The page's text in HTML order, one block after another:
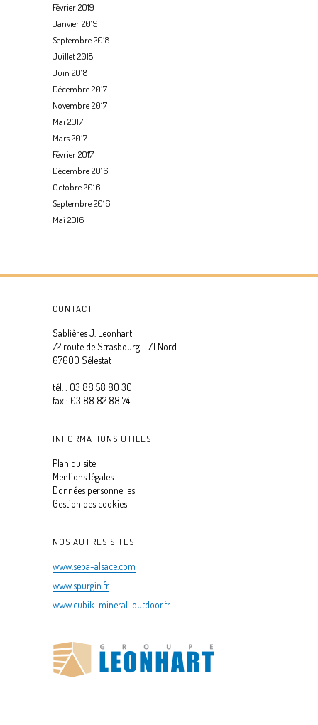
Février 2019
Janvier 2019
Septembre 2018
Juillet 2018
Juin 2018
Décembre 2017
Novembre 2017
Mai 2017
Mars 2017
Février 2017
Décembre 2016
Octobre 2016
Septembre 2016
Mai 2016
CONTACT
Sablières J. Leonhart
72 route de Strasbourg - ZI Nord
67600 Sélestat
tél. : 03 88 58 80 30
fax : 03 88 82 88 74
INFORMATIONS UTILES
Plan du site
Mentions légales
Données personnelles
Gestion des cookies
NOS AUTRES SITES
www.sepa-alsace.com
www.spurgin.fr
www.cubik-mineral-outdoor.fr